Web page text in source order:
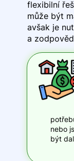
flexibilní
může být
avšak je
a
nebo
být